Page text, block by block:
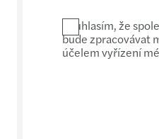
Souhlasím, že
bude zpracovávat
účelem vyřízení